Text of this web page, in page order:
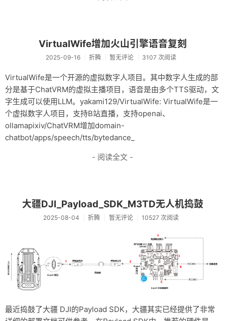
VirtualWife增加火山引擎语音复刻
2025-09-16 折腾 暂无评论 3107 次阅读
VirtualWife是一个开源的虚拟数字人项目。其中数字人生成的部
分是基于ChatVRM的虚拟主播项目，语音是由多个TTS驱动，文
字生成可以使用LLM。yakami129/VirtualWife: VirtualWife是一
个虚拟数字人项目，支持B站直播，支持openai、
ollamapixiv/ChatVRM增加domain-
chatbot/apps/speech/tts/bytedance_
- 阅读全文 -
大疆DJI_Payload_SDK_M3TD无人机捣鼓
2025-08-04 折腾 暂无评论 10527 次阅读
最近捣鼓了大疆 DJI的Payload SDK，大疆其实已经提供了非常